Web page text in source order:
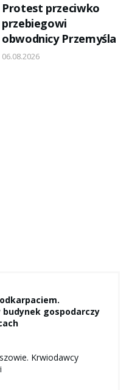
Protest przeciwko
przebiegowi
obwodnicy Przemyśla
06.08.2026
budynek gospodarczy
Krwiodawcy